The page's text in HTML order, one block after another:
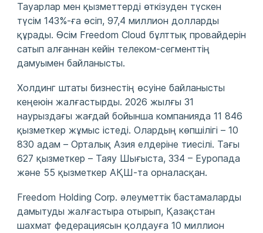
Тауарлар мен қызметтерді өткізуден түскен
түсім 143%-ға өсіп, 97,4 миллион долларды
құрады. Өсім Freedom Cloud бұлттық провайдерін
сатып алғаннан кейін телеком-сегменттің
дамуымен байланысты.
Холдинг штаты бизнестің өсуіне байланысты
кеңеюін жалғастырды. 2026 жылғы 31
наурыздағы жағдай бойынша компанияда 11 846
қызметкер жұмыс істеді. Олардың көпшілігі – 10
830 адам – Орталық Азия елдеріне тиесілі. Тағы
627 қызметкер – Таяу Шығыста, 334 – Еуропада
және 55 қызметкер АҚШ-та орналасқан.
Freedom Holding Corp. әлеуметтік бастамаларды
дамытуды жалғастыра отырып, Қазақстан
шахмат федерациясын қолдауға 10 миллион